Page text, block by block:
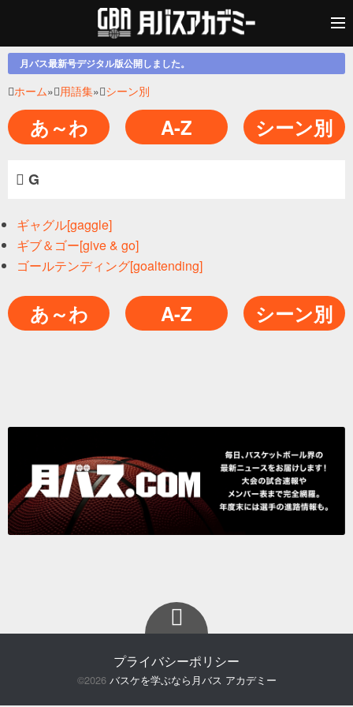
月バス最新号デジタル版公開しました。
ホーム» 用語集» シーン別
あ～わ A-Z シーン別
G
ギャグル[gaggle]
ギブ＆ゴー[give & go]
ゴールテンディング[goaltending]
あ～わ A-Z シーン別
プライバシーポリシー
©2026 バスケを学ぶなら月バス アカデミー